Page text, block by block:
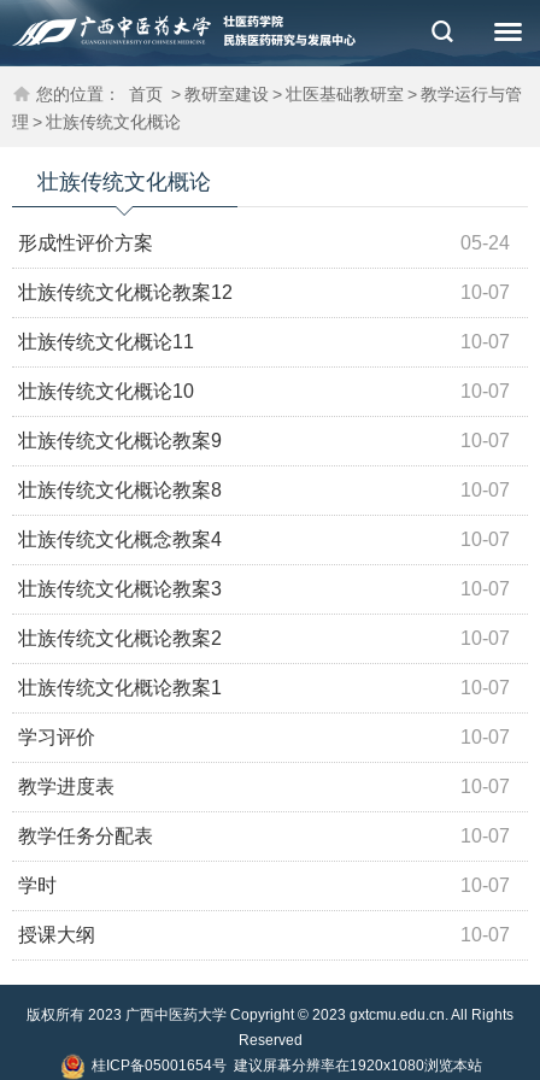
您的位置： 首页 >教研室建设 >壮医基础教研室 >教学运行与管
理 >壮族传统文化概论
壮族传统文化概论
05-24
形成性评价方案
10-07
壮族传统文化概论教案12
10-07
壮族传统文化概论11
10-07
壮族传统文化概论10
10-07
壮族传统文化概论教案9
10-07
壮族传统文化概论教案8
10-07
壮族传统文化概念教案4
10-07
壮族传统文化概论教案3
10-07
壮族传统文化概论教案2
10-07
壮族传统文化概论教案1
10-07
学习评价
10-07
教学进度表
10-07
教学任务分配表
10-07
学时
10-07
授课大纲
版权所有 2023 广西中医药大学 Copyright © 2023 gxtcmu.edu.cn. All Rights
Reserved
桂ICP备05001654号 建议屏幕分辨率在1920x1080浏览本站